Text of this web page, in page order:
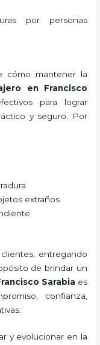
por personas
cómo mantener la
en Francisco
para lograr
y seguro. Por
extraños
entregando
de brindar un
Sarabia es
confianza,
y evolucionar en la